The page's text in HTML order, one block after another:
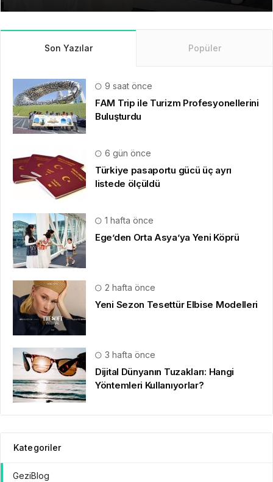
Son Yazılar Popüler
9 saat önce
FAM Trip ile Turizm Profesyonellerini
Buluşturdu
6 gün önce
Türkiye pasaportu gücü üç ayrı
listede ölçüldü
1 hafta önce
Ege’den Orta Asya’ya Yeni Köprü
2 hafta önce
Yeni Sezon Tesettür Elbise Modelleri
3 hafta önce
Dijital Dünyanın Tuzakları: Hangi
Yöntemleri Kullanıyorlar?
Kategoriler
GeziBlog